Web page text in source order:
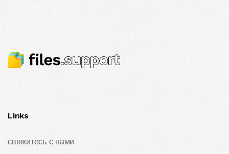
Links
свяжитесь с нами